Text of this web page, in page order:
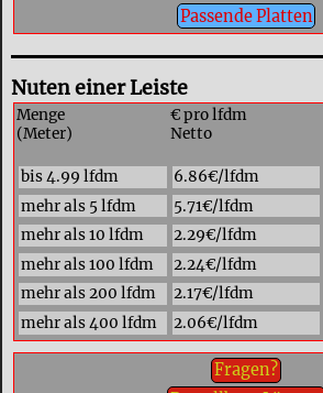
Passende Platten
Nuten einer Leiste
Menge
(Meter)
€ pro lfdm
Netto
bis 4.99 lfdm
6.86€/lfdm
mehr als 5 lfdm
5.71€/lfdm
mehr als 10 lfdm
2.29€/lfdm
mehr als 100 lfdm
2.24€/lfdm
mehr als 200 lfdm
2.17€/lfdm
mehr als 400 lfdm
2.06€/lfdm
Fragen?